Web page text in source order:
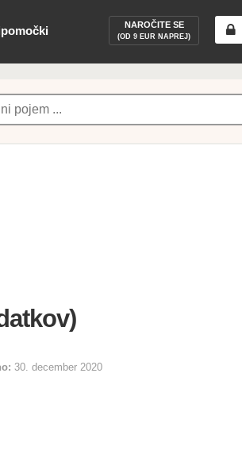
NAROČITE SE
(OD 9 EUR NAPREJ)
30. december 2020